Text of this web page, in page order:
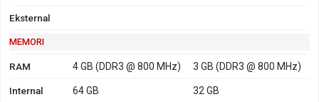
Kamera Asus Zenfone 4 Selfie ZB553KL
Kamera utama
Video recording:1080p@30fps
Kamera depan:1 Lensa (13 MP, Aperture F/2.0,
Eksternal
MEMORI
RAM 4 GB (DDR3 @ 800 MHz) 3 GB (DDR3 @ 800 MHz)
Internal 64 GB 32 GB